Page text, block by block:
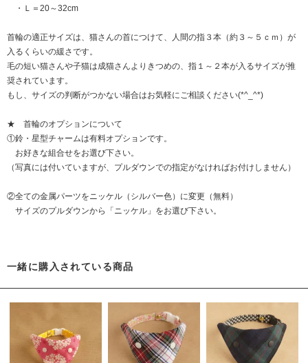
・Ｌ＝20～32cm
首輪の適正サイズは、猫さんの首につけて、人間の指３本（約３～５ｃｍ）が
入るくらいの緩さです。
毛の短い猫さんや子猫は成猫さんよりきつめの、指１～２本が入るサイズが推
奨されています。
もし、サイズの判断がつかない場合はお気軽にご相談ください(*^_^*)
★ 首輪のオプションについて
①鈴・星型チャームは有料オプションです。
お好きな組合せをお選び下さい。
（写真には付いていますが、プルダウンでの指定がなければお付けしません）
②全ての金属パーツをニッケル（シルバー色）に変更（無料）
サイズのプルダウンから「ニッケル」をお選び下さい。
一緒に購入されている商品